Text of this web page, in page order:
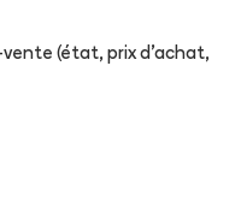
(état, prix d'achat,